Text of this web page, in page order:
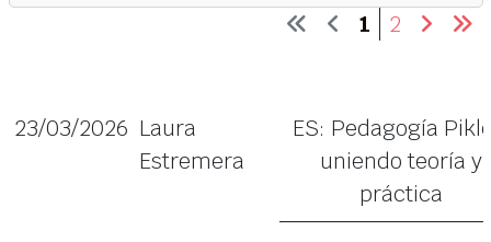
1 2
23/03/2026 Laura
Estremera
ES: Pedagogía
uniendo teoría y
práctica